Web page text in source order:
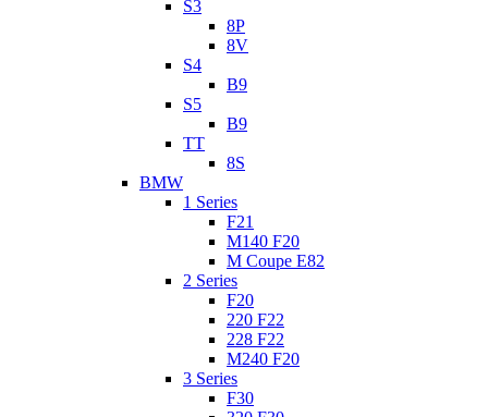
S3
8P
8V
S4
B9
S5
B9
TT
8S
BMW
1 Series
F21
M140 F20
M Coupe E82
2 Series
F20
220 F22
228 F22
M240 F20
3 Series
F30